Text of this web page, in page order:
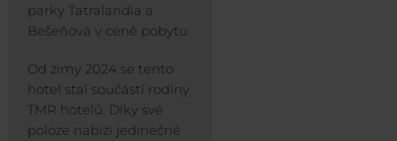
parky Tatralandia a
Bešeňová v ceně pobytu
Od zimy 2024 se tento
hotel stal součástí rodiny
TMR hotelů. Díky své
poloze nabízí jedinečné